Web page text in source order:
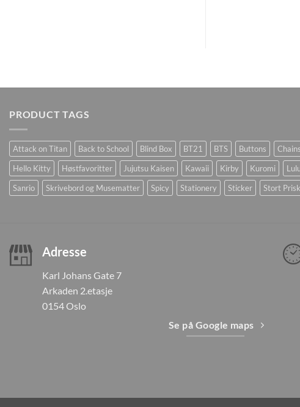
PRODUCT TAGS
Attack on Titan Back to School Blind Box BT21 BTS Buttons
Hello Kitty
Høstfavoritter Jujutsu Kaisen Kawaii Kirby Kuromi
Sanrio
Skrivebord og Musematter Spicy Stationery Sticker Stort
Adresse
Karl Johans Gate 7
Arkaden 2.etasje
0154 Oslo
Se på Google maps